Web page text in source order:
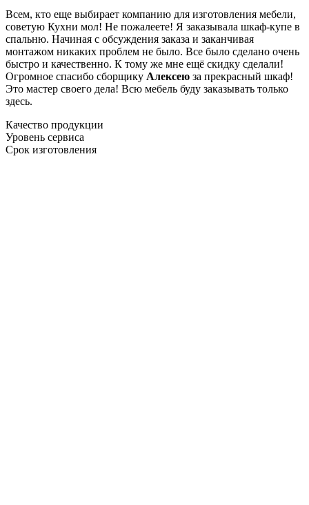
Всем, кто еще выбирает компанию для изготовления мебели,
советую Кухни мол! Не пожалеете! Я заказывала шкаф-купе в
спальню. Начиная с обсуждения заказа и заканчивая
монтажом никаких проблем не было. Все было сделано очень
быстро и качественно. К тому же мне ещё скидку сделали!
Огромное спасибо сборщику Алексею за прекрасный шкаф!
Это мастер своего дела! Всю мебель буду заказывать только
здесь.
Качество продукции
Уровень сервиса
Срок изготовления